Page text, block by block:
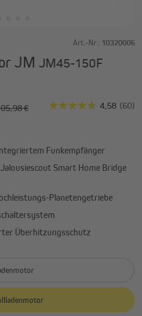
Art.-Nr.: 10320006
JM JM45-150F
€
Funkempfänger
Smart Home Bridge
Planetengetriebe
Überhitzungsschutz